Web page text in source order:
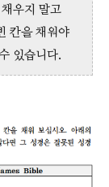
우지 말고
칸을 채워야
있습니다.